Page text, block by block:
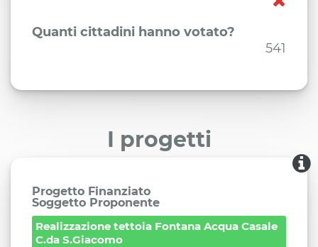
Quanti cittadini hanno votato?
541
I progetti
Progetto Finanziato
Soggetto Proponente
Realizzazione tettoia Fontana Acqua Casale
C.da S.Giacomo